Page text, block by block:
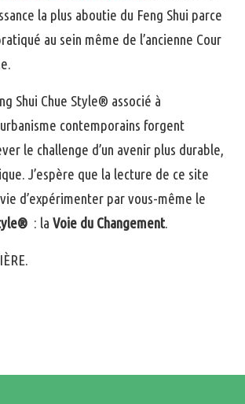
la plus aboutie du Feng Shui parce
au sein même de l’ancienne Cour
Shui Chue Style® associé à
contemporains forgent
le challenge d’un avenir plus durable,
J’espère que la lecture de ce site
d’expérimenter par vous-même le
® : la Voie du Changement.